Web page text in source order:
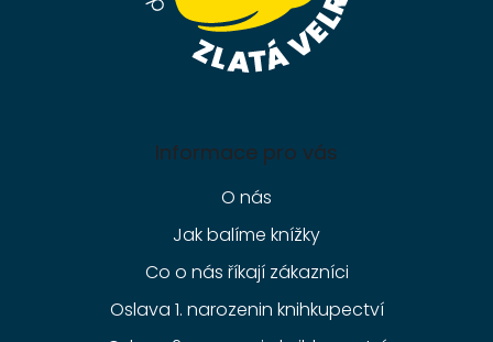
Informace pro vás
O nás
Jak balíme knížky
Co o nás říkají zákazníci
Oslava 1. narozenin knihkupectví